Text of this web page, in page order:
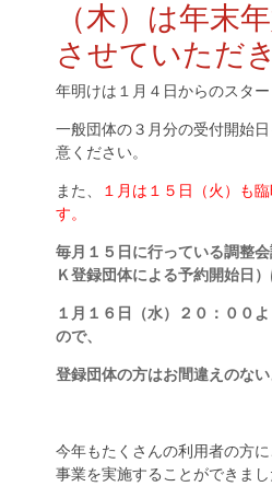
（木）は年末
させていただ
年明けは１月４日からのスター
一般団体の３月分の受付開始
意ください。
また、
１月は１５日（火）も
す。
毎月１５日に行っている調整
Ｋ登録団体による予約開始日
１月１６日（水）２０：００
ので、
登録団体の方はお間違えのない
今年もたくさんの利用者の方
事業を実施することができまし